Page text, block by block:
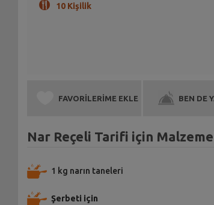
10 Kişilik
FAVORİLERİME EKLE BEN DE
Nar Reçeli Tarifi için
1 kg narın taneleri
Şerbeti için